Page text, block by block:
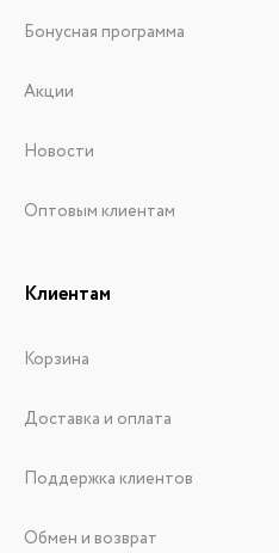
Бонусная программа
Акции
Новости
Оптовым клиентам
Клиентам
Корзина
Доставка и оплата
Поддержка клиентов
Обмен и возврат